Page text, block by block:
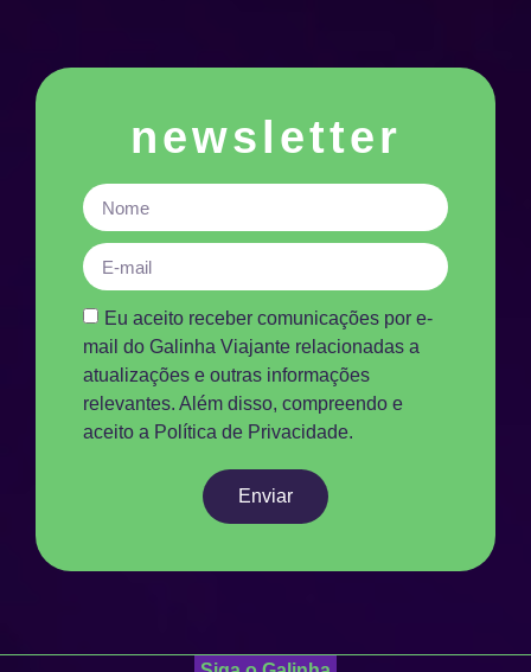
newsletter
Eu aceito receber comunicações por e-
mail do Galinha Viajante relacionadas a
atualizações e outras informações
relevantes. Além disso, compreendo e
aceito a Política de Privacidade.
Enviar